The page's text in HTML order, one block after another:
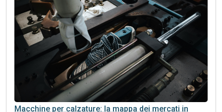
Macchine per calzature: la mappa dei mercati in